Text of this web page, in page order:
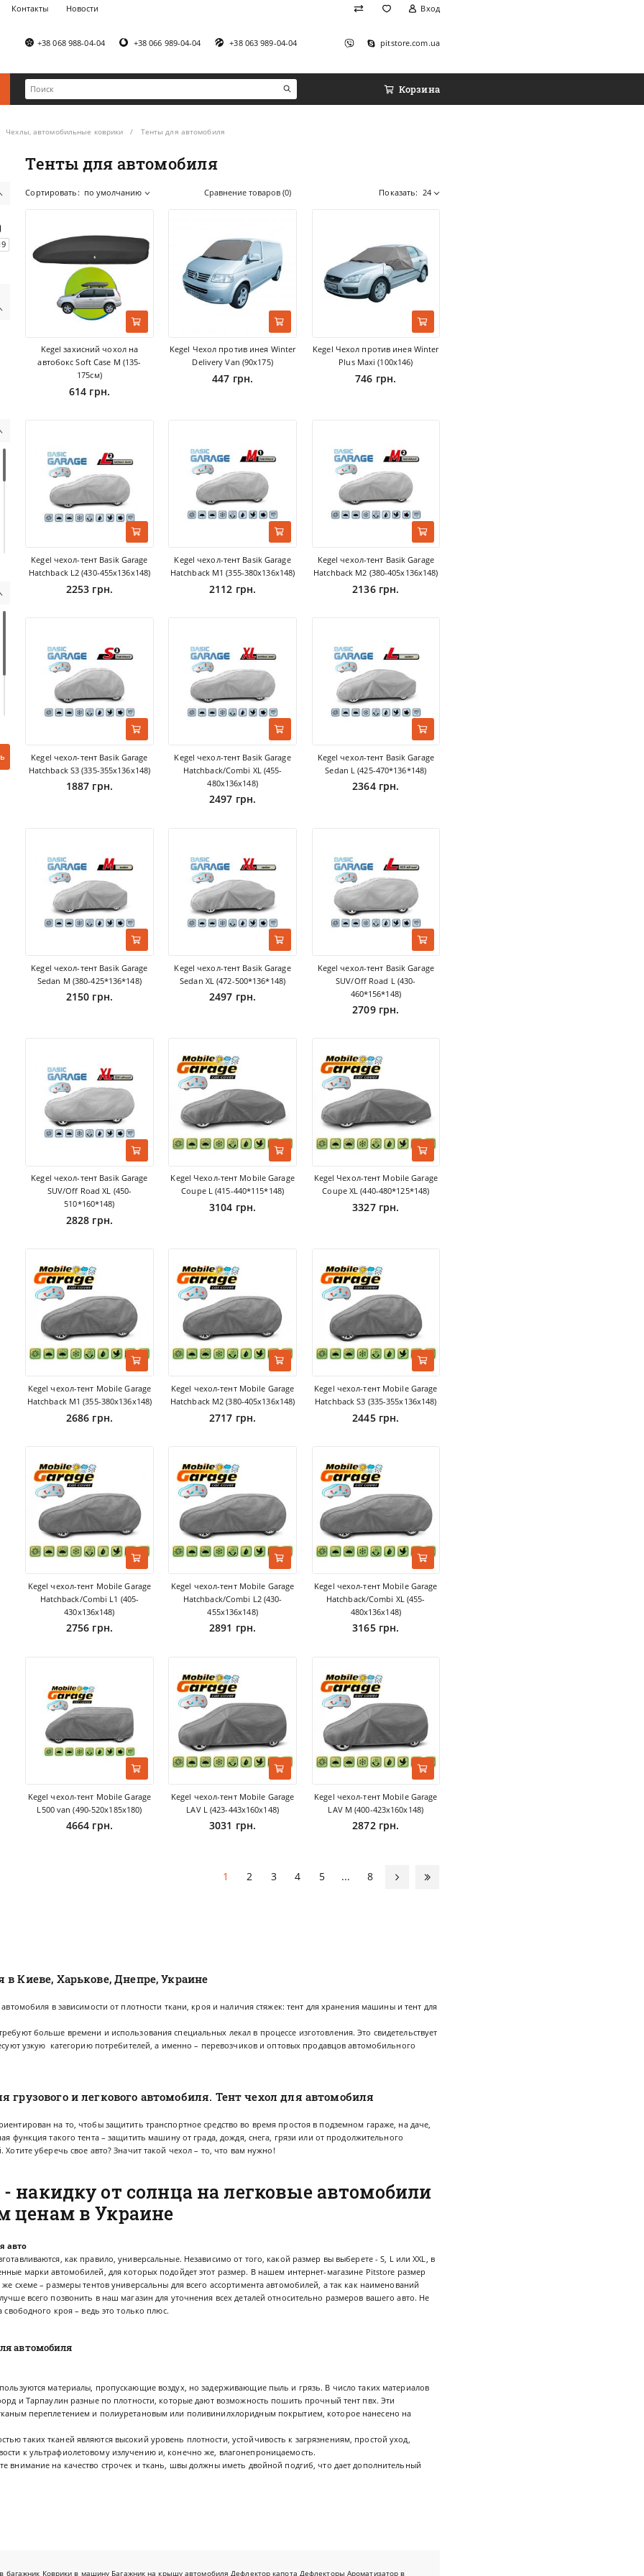
Контакты Новости Вход
+38 068 988-04-04 +38 066 989-04-04 +38 063 989-04-04 pitstore.com.ua
Корзина
Чехлы, автомобильные коврики Тенты для автомобиля
Тенты для автомобиля
Сортировать: по умолчанию Сравнение товаров (0) Показать: 24
Kegel захисний чохол на
автобокс Soft Case M (135-
175см)
614 грн.
Kegel Чехол против инея Winter
Delivery Van (90х175)
447 грн.
Kegel Чехол против инея Winter
Plus Maxi (100х146)
746 грн.
Kegel чехол-тент Basik Garage
Hatchback L2 (430-455х136х148)
2253 грн.
Kegel чехол-тент Basik Garage
Hatchback M1 (355-380х136х148)
2112 грн.
Kegel чехол-тент Basik Garage
Hatchback M2 (380-405х136х148)
2136 грн.
Kegel чехол-тент Basik Garage
Hatchback S3 (335-355х136х148)
1887 грн.
Kegel чехол-тент Basik Garage
Hatchback/Combi XL (455-
480х136х148)
2497 грн.
Kegel чехол-тент Basik Garage
Sedan L (425-470*136*148)
2364 грн.
Kegel чехол-тент Basik Garage
Sedan M (380-425*136*148)
2150 грн.
Kegel чехол-тент Basik Garage
Sedan XL (472-500*136*148)
2497 грн.
Kegel чехол-тент Basik Garage
SUV/Off Road L (430-
460*156*148)
2709 грн.
Kegel чехол-тент Basik Garage
SUV/Off Road XL (450-
510*160*148)
2828 грн.
Kegel Чехол-тент Mobile Garage
Coupe L (415-440*115*148)
3104 грн.
Kegel Чехол-тент Mobile Garage
Coupe XL (440-480*125*148)
3327 грн.
Kegel чехол-тент Mobile Garage
Hatchback M1 (355-380х136х148)
2686 грн.
Kegel чехол-тент Mobile Garage
Hatchback M2 (380-405х136х148)
2717 грн.
Kegel чехол-тент Mobile Garage
Hatchback S3 (335-355х136х148)
2445 грн.
Kegel чехол-тент Mobile Garage
Hatchback/Combi L1 (405-
430х136х148)
2756 грн.
Kegel чехол-тент Mobile Garage
Hatchback/Combi L2 (430-
455х136х148)
2891 грн.
Kegel чехол-тент Mobile Garage
Hatchback/Combi XL (455-
480х136х148)
3165 грн.
Kegel чехол-тент Mobile Garage
L500 van (490-520х185х180)
4664 грн.
Kegel чехол-тент Mobile Garage
LAV L (423-443х160х148)
3031 грн.
Kegel чехол-тент Mobile Garage
LAV M (400-423х160х148)
2872 грн.
1 2 3 4 5 ... 8
Киеве, Харькове, Днепре, Украине
автомобиля в зависимости от плотности ткани, кроя и наличия стяжек: тент для хранения машины и тент для
больше времени и использования специальных лекал в процессе изготовления. Это свидетельствует
узкую категорию потребителей, а именно – перевозчиков и оптовых продавцов автомобильного
грузового и легкового автомобиля. Тент чехол для автомобиля
на то, чтобы защитить транспортное средство во время простоя в подземном гараже, на даче,
функция такого тента – защитить машину от града, дождя, снега, грязи или от продолжительного
Хотите уберечь свое авто? Значит такой чехол – то, что вам нужно!
накидку от солнца на легковые автомобили
ценам в Украине
авто
как правило, универсальные. Независимо от того, какой размер вы выберете - S, L или XXL, в
марки автомобилей, для которых подойдет этот размер. В нашем интернет-магазине Pitstore размер
схеме – размеры тентов универсальны для всего ассортимента автомобилей, а так как наименований
всего позвонить в наш магазин для уточнения всех деталей относительно размеров вашего авто. Не
свободного кроя – ведь это только плюс.
автомобиля
материалы, пропускающие воздух, но задерживающие пыль и грязь. В число таких материалов
и Тарпаулин разные по плотности, которые дают возможность пошить прочный тент пвх. Эти
переплетением и полиуретановым или поливинилхлоридным покрытием, которое нанесено на
таких тканей являются высокий уровень плотности, устойчивость к загрязнениям, простой уход,
к ультрафиолетовому излучению и, конечно же, влагонепроницаемость.
внимание на качество строчек и ткань, швы должны иметь двойной подгиб, что дает дополнительный
багажник Коврики в машину Багажник на крышу автомобиля Дефлектор капота Дефлекторы Ароматизатор в